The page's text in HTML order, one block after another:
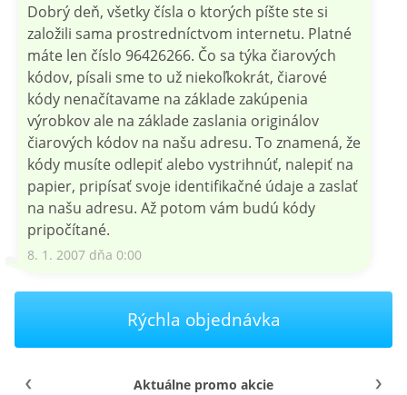
Dobrý deň, všetky čísla o ktorých píšte ste si
založili sama prostredníctvom internetu. Platné
máte len číslo 96426266. Čo sa týka čiarových
kódov, písali sme to už niekoľkokrát, čiarové
kódy nenačítavame na základe zakúpenia
výrobkov ale na základe zaslania originálov
čiarových kódov na našu adresu. To znamená, že
kódy musíte odlepiť alebo vystrihnúť, nalepiť na
papier, pripísať svoje identifikačné údaje a zaslať
na našu adresu. Až potom vám budú kódy
pripočítané.
8. 1. 2007 dňa 0:00
Rýchla objednávka
Aktuálne promo akcie